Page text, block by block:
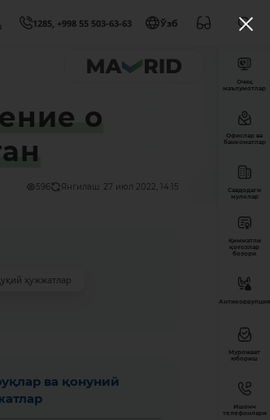
1285, +998 55 503-63-63 Ўзб
о
596 Янгилаш: 27 июл 2022, 14:15
ҳужжатлар
ва қонуний
Очиқ
маълумотлар
Офислар ва
банкоматлар
Савдодаги
мулклар
Қимматли
қоғозлар
бозори
Антикоррупция
Мурожаат
юбориш
Ишонч
телефонлари